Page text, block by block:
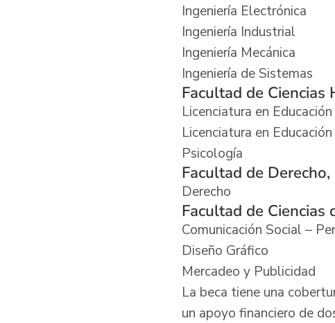
Ingeniería Electrónica
Ingeniería Industrial
Ingeniería Mecánica
Ingeniería de Sistemas
Facultad de Ciencias
Licenciatura en
Licenciatura en
Psicología
Facultad de
Derecho
Facultad de Ciencias
Comunicación Social –
Diseño Gráfico
Mercadeo y Publicidad
La beca tiene una
un apoyo financiero de